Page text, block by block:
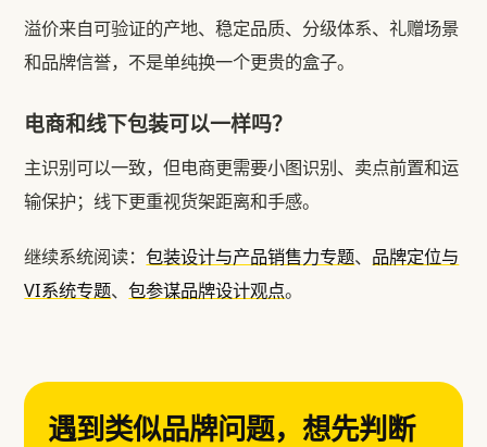
溢价来自可验证的产地、稳定品质、分级体系、礼赠场景
和品牌信誉，不是单纯换一个更贵的盒子。
电商和线下包装可以一样吗？
主识别可以一致，但电商更需要小图识别、卖点前置和运
输保护；线下更重视货架距离和手感。
继续系统阅读：包装设计与产品销售力专题、 品牌定位与
VI系统专题、包参谋品牌设计观点。
遇到类似品牌问题，想先判断